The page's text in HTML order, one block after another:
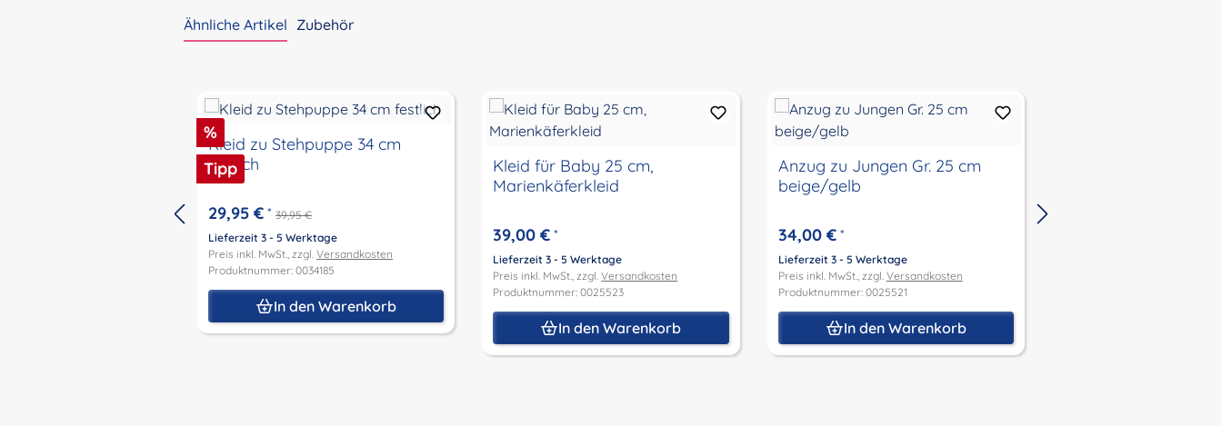
Ähnliche Artikel Zubehör
Rabatt
%
Tipp
Kleid zu Stehpuppe 34 cm
festlich
29,95 € * 39,95 €
Lieferzeit 3 - 5 Werktage
Preis inkl. MwSt., zzgl. Versandkosten
Produktnummer: 0034185
In den Warenkorb
Kleid für Baby 25 cm,
Marienkäferkleid
39,00 € *
Lieferzeit 3 - 5 Werktage
Preis inkl. MwSt., zzgl.Versandkosten
Produktnummer: 0025523
In den Warenkorb
Anzug zu Jungen Gr. 25 cm
beige/gelb
34,00 €*
Lieferzeit 3 - 5 Werktage
Preis inkl. MwSt., zzgl. Versandkosten
Produktnummer: 0025521
In den Warenkorb